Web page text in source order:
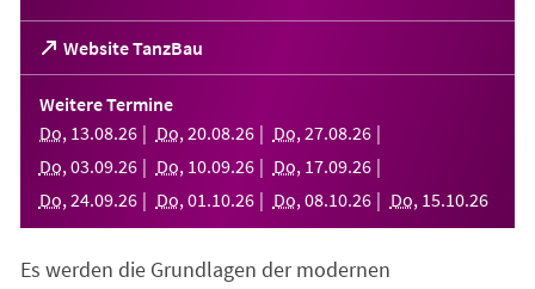
Website TanzBau
(Öffnet
in
einem
neuen
Tab)
Weitere Termine
Do, 13.08.26 Do, 20.08.26 Do, 27.08.26
Do, 03.09.26 Do, 10.09.26 Do, 17.09.26
Do, 24.09.26 Do, 01 .10.26 Do, 08.10.26 Do, 15.10.26
Es werden die Grundlagen der modernen